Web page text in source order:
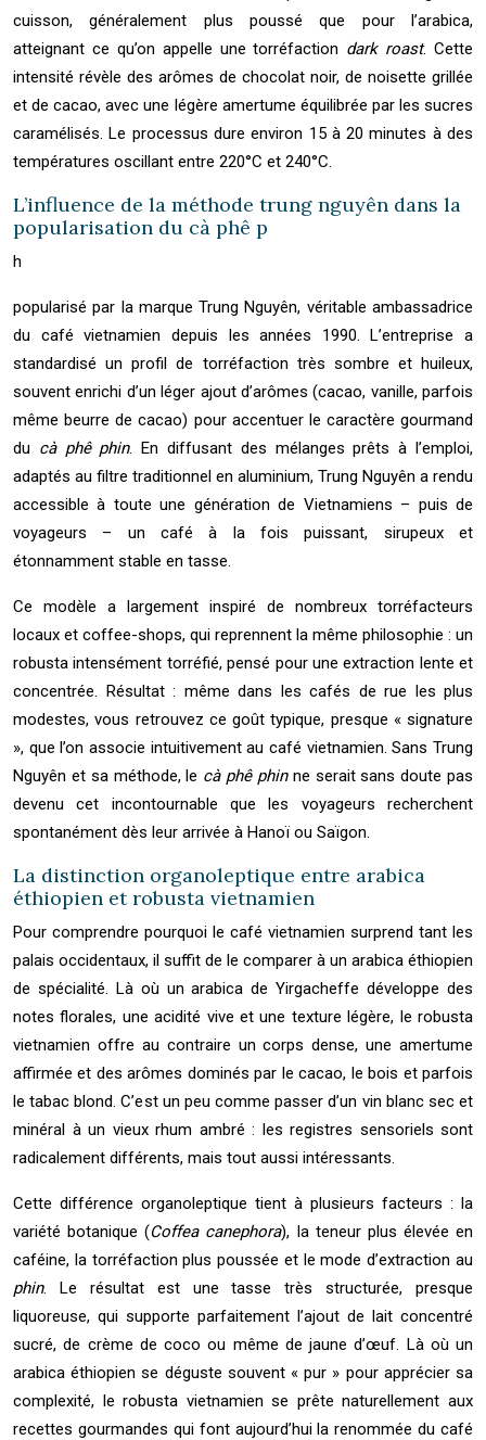
cuisson, généralement plus poussé que pour l’arabica,
atteignant ce qu’on appelle une torréfaction dark roast. Cette
intensité révèle des arômes de chocolat noir, de noisette grillée
et de cacao, avec une légère amertume équilibrée par les sucres
caramélisés. Le processus dure environ 15 à 20 minutes à des
températures oscillant entre 220°C et 240°C.
L’influence de la méthode trung nguyên dans la
popularisation du cà phê p
h
popularisé par la marque Trung Nguyên, véritable ambassadrice
du café vietnamien depuis les années 1990. L’entreprise a
standardisé un profil de torréfaction très sombre et huileux,
souvent enrichi d’un léger ajout d’arômes (cacao, vanille, parfois
même beurre de cacao) pour accentuer le caractère gourmand
du cà phê phin. En diffusant des mélanges prêts à l’emploi,
adaptés au filtre traditionnel en aluminium, Trung Nguyên a rendu
accessible à toute une génération de Vietnamiens – puis de
voyageurs – un café à la fois puissant, sirupeux et
étonnamment stable en tasse.
Ce modèle a largement inspiré de nombreux torréfacteurs
locaux et coffee-shops, qui reprennent la même philosophie : un
robusta intensément torréfié, pensé pour une extraction lente et
concentrée. Résultat : même dans les cafés de rue les plus
modestes, vous retrouvez ce goût typique, presque « signature
», que l’on associe intuitivement au café vietnamien. Sans Trung
Nguyên et sa méthode, le cà phê phinne serait sans doute pas
devenu cet incontournable que les voyageurs recherchent
spontanément dès leur arrivée à Hanoï ou Saïgon.
La distinction organoleptique entre arabica
éthiopien et robusta vietnamien
Pour comprendre pourquoi le café vietnamien surprend tant les
palais occidentaux, il suffit de le comparer à un arabica éthiopien
de spécialité. Là où un arabica de Yirgacheffe développe des
notes florales, une acidité vive et une texture légère, le robusta
vietnamien offre au contraire un corps dense, une amertume
affirmée et des arômes dominés par le cacao, le bois et parfois
le tabac blond. C’est un peu comme passer d’un vin blanc sec et
minéral à un vieux rhum ambré : les registres sensoriels sont
radicalement différents, mais tout aussi intéressants.
Cette différence organoleptique tient à plusieurs facteurs : la
variété botanique (Coffea canephora), la teneur plus élevée en
caféine, la torréfaction plus poussée et le mode d’extraction au
phin. Le résultat est une tasse très structurée, presque
liquoreuse, qui supporte parfaitement l’ajout de lait concentré
sucré, de crème de coco ou même de jaune d’œuf. Là où un
arabica éthiopien se déguste souvent « pur » pour apprécier sa
complexité, le robusta vietnamien se prête naturellement aux
recettes gourmandes qui font aujourd’hui la renommée du café